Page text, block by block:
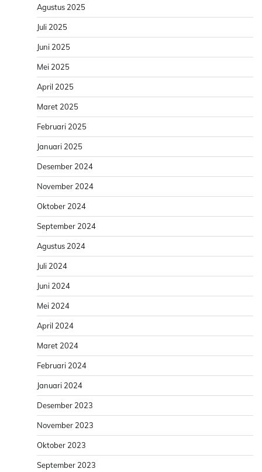
Agustus 2025
Juli 2025
Juni 2025
Mei 2025
April 2025
Maret 2025
Februari 2025
Januari 2025
Desember 2024
November 2024
Oktober 2024
September 2024
Agustus 2024
Juli 2024
Juni 2024
Mei 2024
April 2024
Maret 2024
Februari 2024
Januari 2024
Desember 2023
November 2023
Oktober 2023
September 2023